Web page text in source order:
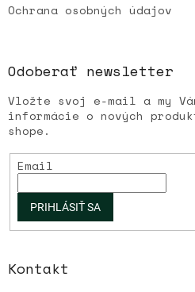
Ochrana osobných údajov
Odoberať newsletter
Vložte svoj e-mail a my
informácie o nových
shope.
Email
PRIHLÁSIŤ SA
Kontakt